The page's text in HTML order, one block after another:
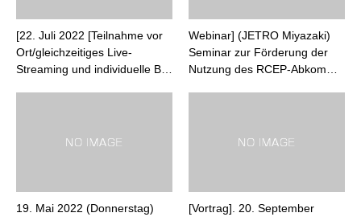
[22. Juli 2022 [Teilnahme vor
Ort/gleichzeitiges Live-
Streaming und individuelle B…
Webinar] (JETRO Miyazaki)
Seminar zur Förderung der
Nutzung des RCEP-Abkom…
19. Mai 2022 (Donnerstag)
[Vortrag]. 20. September